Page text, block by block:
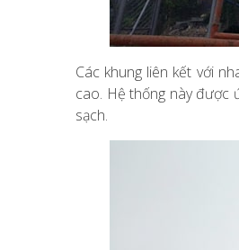
Các khung liên kết với
cao. Hệ thống này được
sạch.